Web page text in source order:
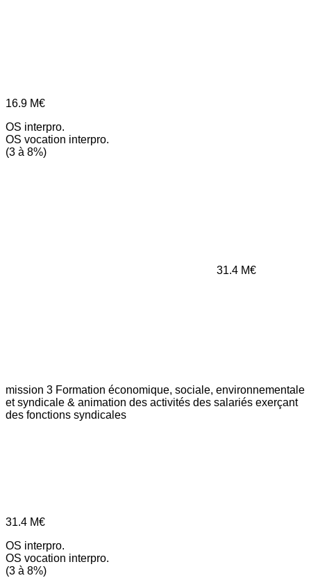
16.9 M€
OS interpro.
OS vocation interpro.
(3 à 8%)
31.4 M€
mission 3 Formation économique, sociale, environnementale
et syndicale & animation des activités des salariés exerçant
des fonctions syndicales
31.4 M€
OS interpro.
OS vocation interpro.
(3 à 8%)